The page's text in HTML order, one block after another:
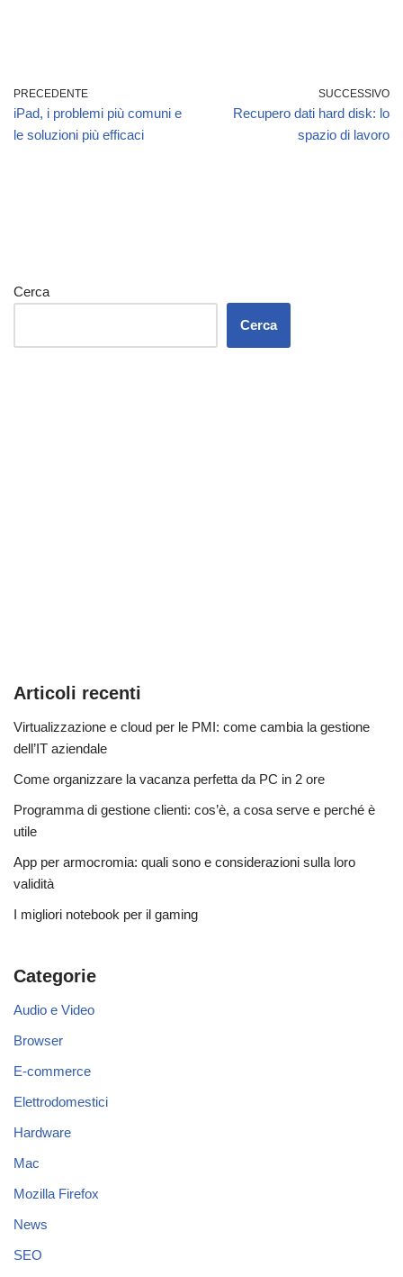
PRECEDENTE
iPad, i problemi più comuni e
le soluzioni più efficaci
SUCCESSIVO
Recupero dati hard disk: lo
spazio di lavoro
Cerca
Cerca
Articoli recenti
Virtualizzazione e cloud per le PMI: come cambia la gestione
dell’IT aziendale
Come organizzare la vacanza perfetta da PC in 2 ore
Programma di gestione clienti: cos’è, a cosa serve e perché è
utile
App per armocromia: quali sono e considerazioni sulla loro
validità
I migliori notebook per il gaming
Categorie
Audio e Video
Browser
E-commerce
Elettrodomestici
Hardware
Mac
Mozilla Firefox
News
SEO